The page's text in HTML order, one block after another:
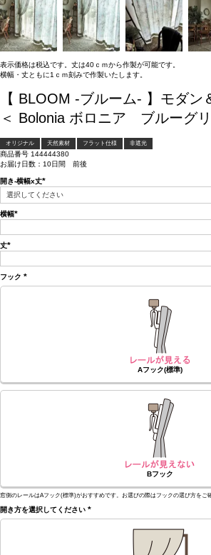
表示価格は税込です。丈は40ｃｍから作製が可能です。
横幅・丈ともに1ｃｍ刻みで作製いたします。
【 BLOOM -ブルーム- 】モダン
＜ Bolonia ボロニア ブルーグ
オリジナル 天然素材 フラット仕様 非遮光
商品番号 144444380
お届け日数：10日間 前後
開き-横幅x丈
(必
須)
横幅
須)
丈
須)
フック
(必
Aフック(標準)
Bフック
窓側のレールはAフック(標準)がおすすめです。お選びの際はフックの選び方をご
開き方を選択してください
(必